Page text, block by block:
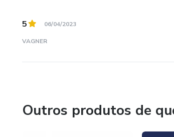
5 06/04/2023
VAGNER
Outros produtos de